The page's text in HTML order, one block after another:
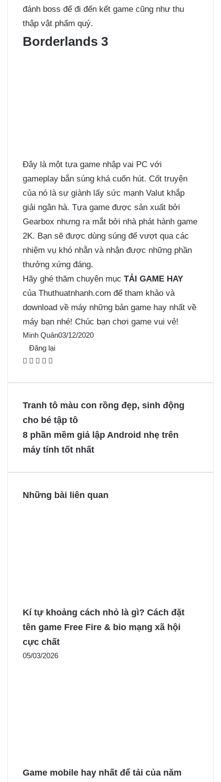
đánh boss để đi đến kết game cũng như thu
thập vật phẩm quý.
Borderlands 3
Đây là một tựa game nhập vai PC với
gameplay bắn súng khá cuốn hút. Cốt truyện
của nó là sự giành lấy sức mạnh Valut khắp
giải ngân hà. Tựa game được sản xuất bởi
Gearbox nhưng ra mắt bởi nhà phát hành game
2K. Bạn sẽ được dùng súng để vượt qua các
nhiệm vụ khó nhằn và nhận được những phần
thưởng xứng đáng.
Hãy ghé thăm chuyên mục TẢI GAME HAY
của Thuthuatnhanh.com để tham khảo và
download về máy những bản game hay nhất về
máy bạn nhé! Chúc bạn chơi game vui vẻ!
Minh Quân03/12/2020
Đăng lại
F
o
o
k
X P
r
e
s
M
n
g
e
n
g
e
Tranh tô màu con rồng đẹp, sinh động
cho bé tập tô
8 phần mềm giả lập Android nhẹ trên
máy tính tốt nhất
Những bài liên quan
Kí tự khoảng cách nhỏ là gì? Cách đặt
tên game Free Fire & bio mạng xã hội
cực chất
05/03/2026
Game mobile hay nhất để tải của năm